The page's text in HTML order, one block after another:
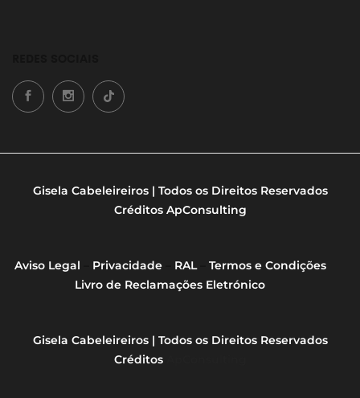
Gisela Cabeleireiros | Todos os Direitos Reservados
Créditos ApConsulting
Aviso Legal Privacidade– RAL– Termos e Condições
Livro de Reclamações Eletrónico
Gisela Cabeleireiros | Todos os Direitos Reservados
Créditos